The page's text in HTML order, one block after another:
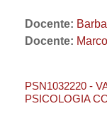
Docente:
Docente:
PSN1032220 -
PSICOLOGIA